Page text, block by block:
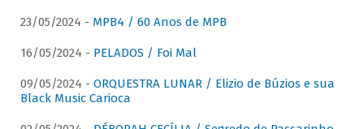
23/05/2024 - MPB4 / 60 Anos de MPB
16/05/2024 - PELADOS / Foi Mal
09/05/2024 - ORQUESTRA LUNAR / Elizio de Búzios e sua
Black Music Carioca